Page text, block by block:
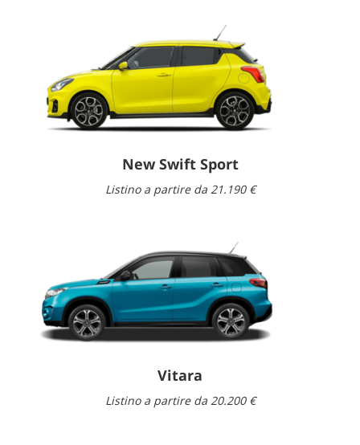
New Swift Sport
Listino a partire da 21.190 €
Vitara
Listino a partire da 20.200 €